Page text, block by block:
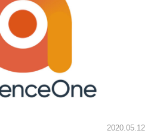
2020.05.12